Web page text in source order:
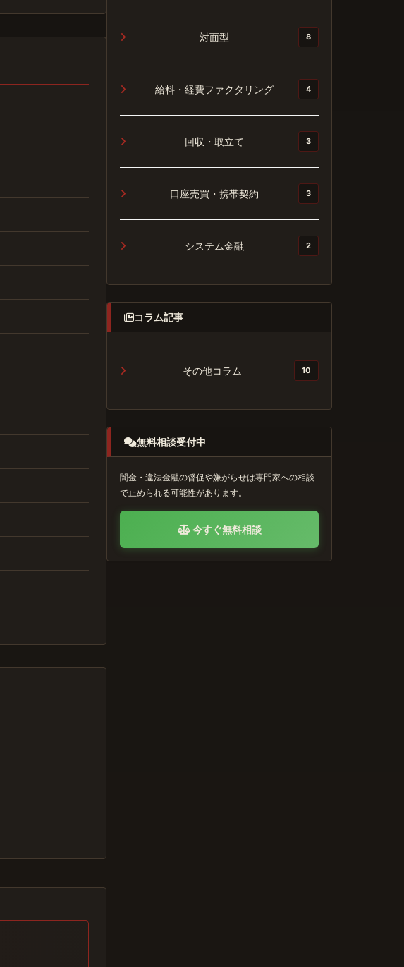
対面型 8
給料・経費ファクタリング 4
回収・取立て 3
口座売買・携帯契約 3
システム金融 2
コラム記事
その他コラム 10
無料相談受付中
闇金・違法金融の督促や嫌がらせは専門家への相談
で止められる可能性があります。
今すぐ無料相談